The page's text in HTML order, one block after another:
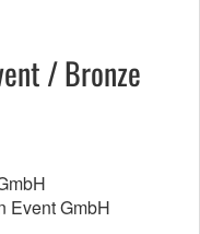
/ Bronze
Event GmbH